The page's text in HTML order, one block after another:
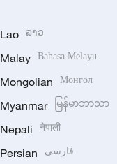
Lao ລາວ
Malay Bahasa Melayu
Mongolian Монгол
Myanmar မြန်မာဘာသာ
Nepali नेपाली
Persian فارسی